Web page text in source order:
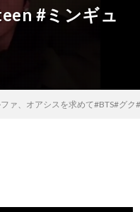
#ミンギュ
ァ、オアシスを求めて#BTS#グ